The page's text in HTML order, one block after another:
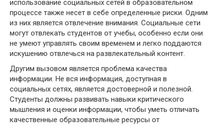
использование социальных сетей в образовательном
процессе также несет в себе определенные риски. Одним
из них является отвлечение внимания. Социальные сети
могут отвлекать студентов от учебы, особенно если они
не умеют управлять своим временем и легко поддаются
искушению отвлечься на развлекательный контент.
Другим вызовом является проблема качества
информации. Не вся информация, доступная в
социальных сетях, является достоверной и полезной.
Студенты должны развивать навыки критического
мышления и оценки информации, чтобы уметь отличать
качественные образовательные ресурсы от